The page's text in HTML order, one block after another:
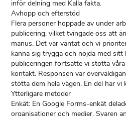
inför delning med Kalla fakta.
Avhopp och efterstöd
Flera personer hoppade av under
publicering, vilket tvingade oss att
manus. Det var väntat och vi
känna sig trygga och nöjda med
publiceringen fortsatte vi stötta
kontakt. Responsen var
stötta dem hela vägen. En del har vi
Ytterligare metoder
Enkät: En Google Forms-enkät
organisationer och medier. Svaren